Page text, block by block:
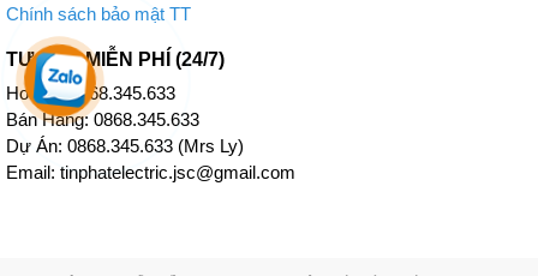
Bền bỉ với dàn tản nhiệt màu xanh
Chính sách bảo mật TT
TƯ VẤN MIỄN PHÍ (24/7)
Hotline: 0868.345.633
Bán Hàng: 0868.345.633
Dự Án: 0868.345.633 (Mrs Ly)
Email: tinphatelectric.jsc@gmail.com